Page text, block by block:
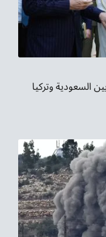
السعودية وتركيا